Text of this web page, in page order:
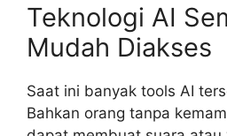
Teknologi AI
Mudah Diakses
Saat ini banyak tools AI
Bahkan orang tanpa